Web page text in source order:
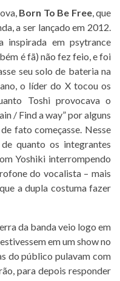
Born To Be Free, que
a ser lançado em 2012.
inspirada em psytrance
é fã) não fez feio, e foi
seu solo de bateria na
o líder do X tocou os
Toshi provocava o
/ Find a way” por alguns
fato começasse. Nesse
quanto os integrantes
Yoshiki interrompendo
do vocalista – mais
a dupla costuma fazer
da banda veio logo em
em um show no
do público pulavam com
para depois responder